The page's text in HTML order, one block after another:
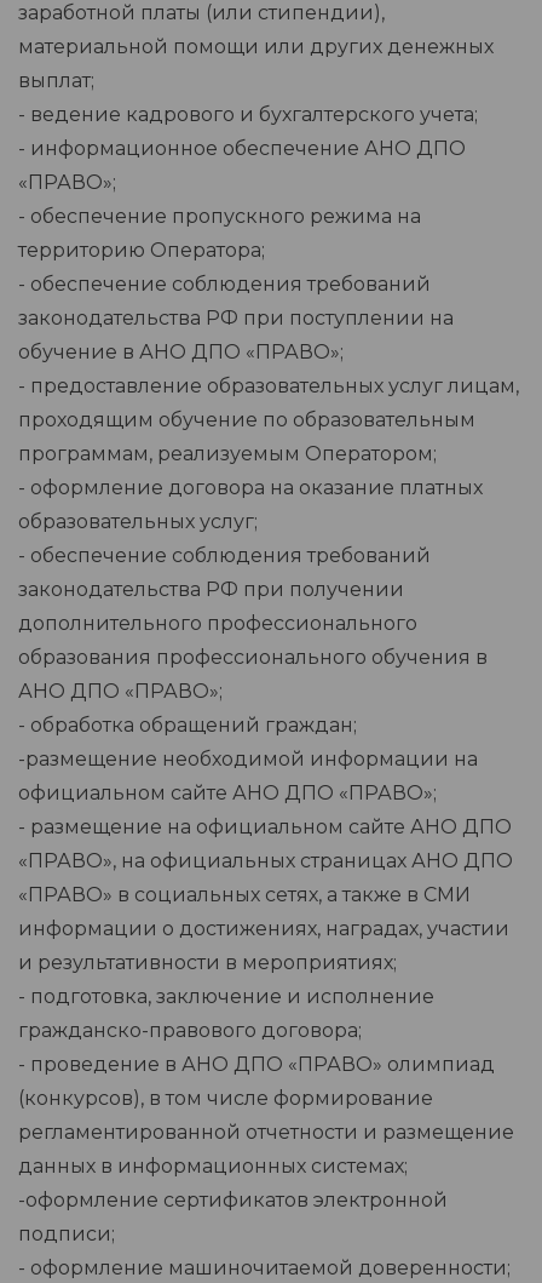
заработной платы (или стипендии),
материальной помощи или других денежных
выплат;
- ведение кадрового и бухгалтерского учета;
- информационное обеспечение АНО ДПО
«ПРАВО»;
- обеспечение пропускного режима на
территорию Оператора;
- обеспечение соблюдения требований
законодательства РФ при поступлении на
обучение в АНО ДПО «ПРАВО»;
- предоставление образовательных услуг лицам,
проходящим обучение по образовательным
программам, реализуемым Оператором;
- оформление договора на оказание платных
образовательных услуг;
- обеспечение соблюдения требований
законодательства РФ при получении
дополнительного профессионального
образования профессионального обучения в
АНО ДПО «ПРАВО»;
- обработка обращений граждан;
-размещение необходимой информации на
официальном сайте АНО ДПО «ПРАВО»;
- размещение на официальном сайте АНО ДПО
«ПРАВО», на официальных страницах АНО ДПО
«ПРАВО» в социальных сетях, а также в СМИ
информации о достижениях, наградах, участии
и результативности в мероприятиях;
- подготовка, заключение и исполнение
гражданско-правового договора;
- проведение в АНО ДПО «ПРАВО» олимпиад
(конкурсов), в том числе формирование
регламентированной отчетности и размещение
данных в информационных системах;
-оформление сертификатов электронной
подписи;
- оформление машиночитаемой доверенности;